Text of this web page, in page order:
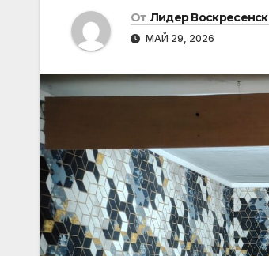
От Лидер Воскресенск
МАЙ 29, 2026